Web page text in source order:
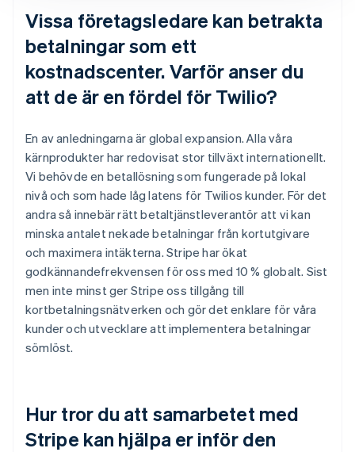
Vissa företagsledare kan betrakta
betalningar som ett
kostnadscenter. Varför anser du
att de är en fördel för Twilio?
En av anledningarna är global expansion. Alla våra
kärnprodukter har redovisat stor tillväxt internationellt.
Vi behövde en betallösning som fungerade på lokal
nivå och som hade låg latens för Twilios kunder. För det
andra så innebär rätt betaltjänstleverantör att vi kan
minska antalet nekade betalningar från kortutgivare
och maximera intäkterna. Stripe har ökat
godkännandefrekvensen för oss med 10 % globalt. Sist
men inte minst ger Stripe oss tillgång till
kortbetalningsnätverken och gör det enklare för våra
kunder och utvecklare att implementera betalningar
sömlöst.
Hur tror du att samarbetet med
Stripe kan hjälpa er inför den